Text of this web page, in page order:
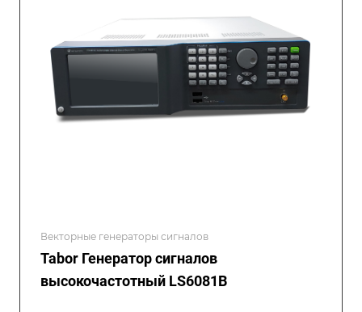
Векторные генераторы сигналов
Tabor Генератор сигналов
высокочастотный LS6081B